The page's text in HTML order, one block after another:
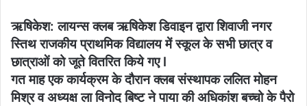
ऋषिकेश: लायन्स क्लब ऋषिकेश डिवाइन द्वारा शिवाजी नगर
स्तिथ राजकीय प्राथमिक विद्यालय में स्कूल के सभी छात्र व
छात्राओं को जूते वितरित किये गए l
गत माह एक कार्यक्रम के दौरान क्लब संस्थापक ललित मोहन
मिश्र व अध्यक्ष ला विनोद बिष्ट ने पाया की अधिकांश बच्चो के पैरो